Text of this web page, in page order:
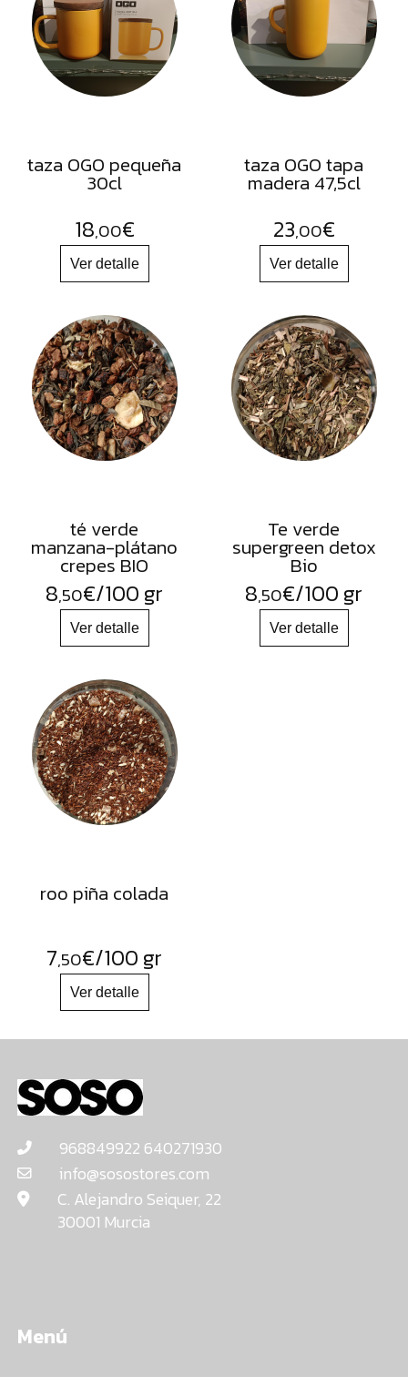
FRUTOS
SECOS
SAL
HIERBAS
ACEITES
FLORES
PRODUCTOS
ACCESORIOS
ALIMENTOS
DESHIDRATADOS
taza OGO pequeña
30cl
18,00€
taza OGO tapa
madera 47,5cl
23,00€
té verde
manzana-plátano
crepes BIO
8,50€/100 gr
Te verde
supergreen detox
Bio
8,50€/100 gr
roo piña colada
7,50€/100 gr
968849922 640271930
info@sosostores.com
C. Alejandro Seiquer, 22
30001 Murcia
Menú